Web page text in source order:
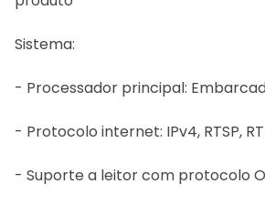
Sistema:
- Processador principal:
- Protocolo internet: IPv4, RTSP,
- Suporte a leitor com protocolo